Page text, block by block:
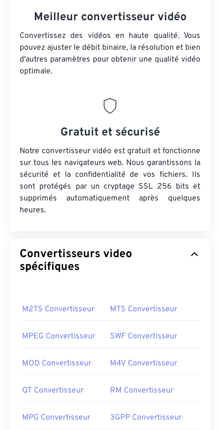
Meilleur convertisseur vidéo
Convertissez des vidéos en haute qualité. Vous
pouvez ajuster le débit binaire, la résolution et bien
d'autres paramètres pour obtenir une qualité vidéo
optimale.
Gratuit et sécurisé
Notre convertisseur vidéo est gratuit et fonctionne
sur tous les navigateurs web. Nous garantissons la
sécurité et la confidentialité de vos fichiers. Ils
sont protégés par un cryptage SSL 256 bits et
supprimés automatiquement après quelques
heures.
Convertisseurs video
spécifiques
M2TS Convertisseur MTS Convertisseur
MPEG Convertisseur SWF Convertisseur
MOD Convertisseur M4V Convertisseur
QT Convertisseur RM Convertisseur
MPG Convertisseur 3GPP Convertisseur